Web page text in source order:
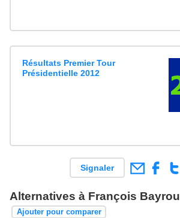
Résultats Premier Tour
Présidentielle 2012
Signaler
Alternatives à François Bayrou
Ajouter pour comparer